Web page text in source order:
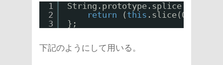
1
2
3
String.prototype.splice =
return
( this .slice(0, idx)
};
下記のようにして用いる。